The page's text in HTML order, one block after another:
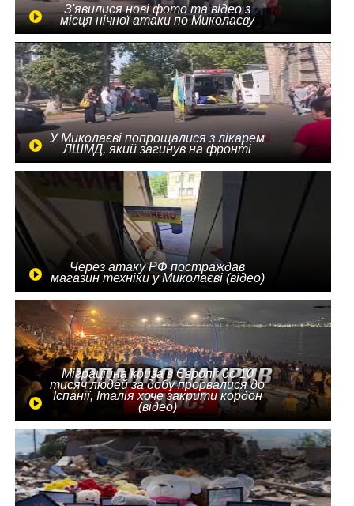
З'явилися нові фото та відео з
місця нічної атаки по Миколаєву
У Миколаєві попрощалися з лікарем
ЛШМД, який загинув на фронті
Через атаку РФ постраждав
магазин техніки у Миколаєві (відео)
Міграційна криза в Європі: до 10
тисяч людей за добу прорвалися до
Іспанії, Італія хоче закрити кордон
(відео)